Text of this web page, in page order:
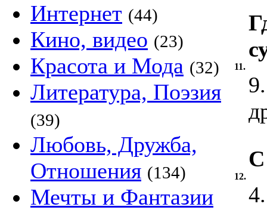
Интернет (44)
Кино, видео (23)
Красота и Мода (32)
Литература, Поэзия
(39)
Любовь, Дружба,
Отношения (134)
Мечты и Фантазии
11.
12.
С